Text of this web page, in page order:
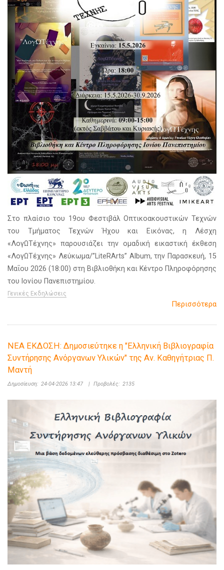
Στο πλαίσιο του 19ου Φεστιβάλ Οπτικοακουστικών Τεχνών
του Τμήματος Τεχνών Ήχου και Εικόνας, η Λέσχη
«ΛογΩΤέχνης» παρουσιάζει την ομαδική εικαστική έκθεση
«ΛογΩΤέχνης» Λεύκωμα/”LiteRArts” Album, την Παρασκευή, 15
Μαΐου 2026 (18:00) στη Βιβλιοθήκη και Κέντρο Πληροφόρησης
του Ιονίου Πανεπιστημίου.
Γενικές Εκδηλώσεις
Περισσότερα
ΝΕΑ ΕΚΔΟΣΗ: Δημοσιεύτηκε η "Ελληνική Βιβλιογραφία
Συντήρησης Ανόργανων Υλικών" της Αν. Καθηγήτριας Π.
Μαντή
Δημοσίευση: 24-04-2026 13:47 | Προβολές: 2135